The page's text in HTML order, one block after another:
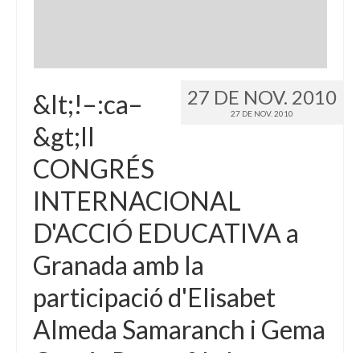
27 DE NOV. 2010
27 DE NOV. 2010
&lt;!–:ca–
&gt;II
CONGRÉS
INTERNACIONAL
D'ACCIÓ EDUCATIVA a
Granada amb la
participació d'Elisabet
Almeda Samaranch i Gema